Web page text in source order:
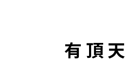
有頂